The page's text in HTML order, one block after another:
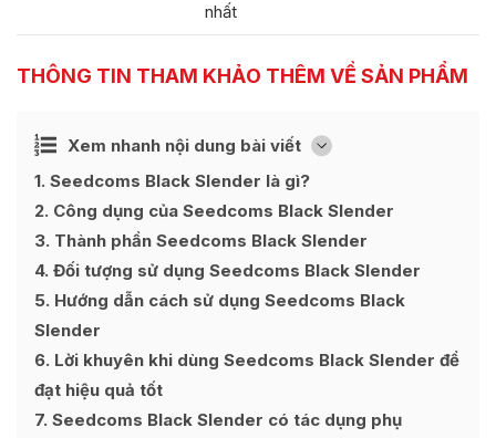
nhất
THÔNG TIN THAM KHẢO THÊM VỀ SẢN PHẨM
Xem nhanh nội dung bài viết [
Ẩn
1 Seedcoms Black Slender là gì?
2 Công dụng của Seedcoms Black Slender
3 Thành phần Seedcoms Black Slender
4 Đối tượng sử dụng Seedcoms Black Slender
5 Hướng dẫn cách sử dụng Seedcoms Black
Slender
6 Lời khuyên khi dùng Seedcoms Black Slender để
đạt hiệu quả tốt
7 Seedcoms Black Slender có tác dụng phụ